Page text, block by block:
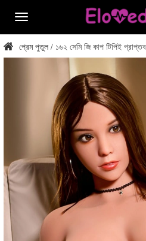
মেনু
প্রেম পুতুল / ১৬২ সেমি জি কাপ টিপিই
ইউএসএ স্টক